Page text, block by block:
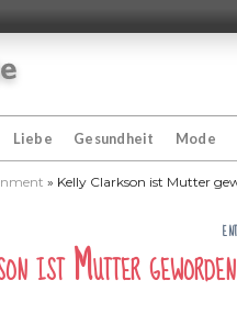
Liebe Gesundheit Mode
» Kelly Clarkson ist Mutter
ist Mutter